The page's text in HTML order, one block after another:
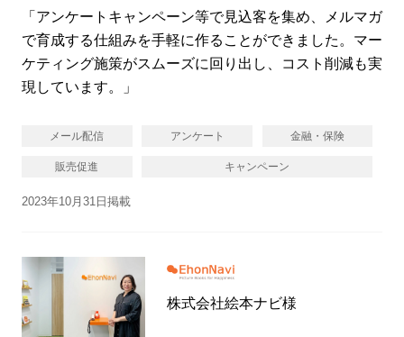
「アンケートキャンペーン等で見込客を集め、メルマガ
で育成する仕組みを手軽に作ることができました。マー
ケティング施策がスムーズに回り出し、コスト削減も実
現しています。」
メール配信 アンケート 金融・保険
販売促進 キャンペーン
2023年10月31日掲載
株式会社絵本ナビ様